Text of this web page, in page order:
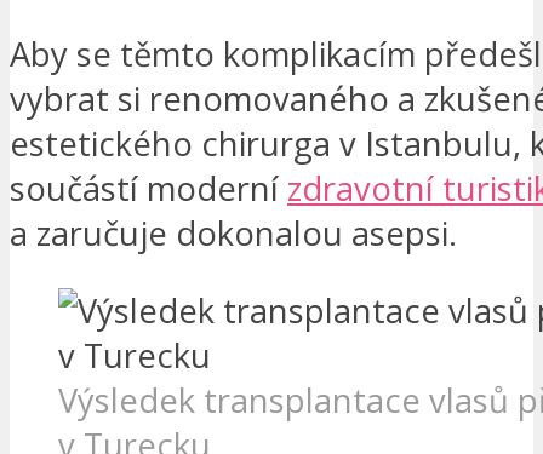
Aby se těmto komplikacím
vybrat si renomovaného a
estetického chirurga v Istanbulu,
součástí moderní zdravotní
a zaručuje dokonalou asepsi.
Výsledek transplantace vlasů
v Turecku